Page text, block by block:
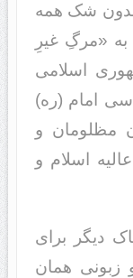
شک همه
«مرگِ غیرِ
اسلامی
امام (ره)
مظلومان و
اسلام و
دیگر برای
همان